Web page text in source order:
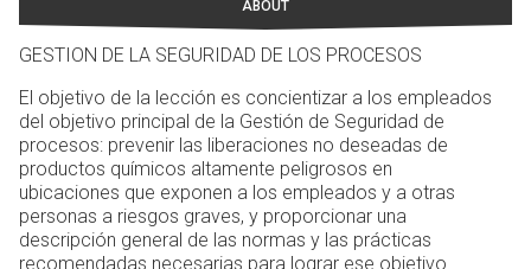
ABOUT
GESTION DE LA SEGURIDAD DE LOS PROCESOS
El objetivo de la lección es concientizar a los empleados
del objetivo principal de la Gestión de Seguridad de
procesos: prevenir las liberaciones no deseadas de
productos químicos altamente peligrosos en
ubicaciones que exponen a los empleados y a otras
personas a riesgos graves, y proporcionar una
descripción general de las normas y las prácticas
recomendadas necesarias para lograr ese objetivo.